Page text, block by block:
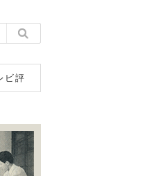
ビ評